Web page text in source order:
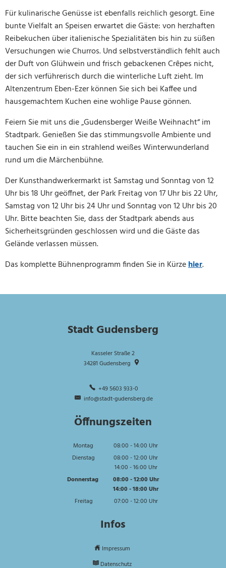
Für kulinarische Genüsse ist ebenfalls reichlich gesorgt. Eine
bunte Vielfalt an Speisen erwartet die Gäste: von herzhaften
Reibekuchen über italienische Spezialitäten bis hin zu süßen
Versuchungen wie Churros. Und selbstverständlich fehlt auch
der Duft von Glühwein und frisch gebackenen Crêpes nicht,
der sich verführerisch durch die winterliche Luft zieht. Im
Altenzentrum Eben-Ezer können Sie sich bei Kaffee und
hausgemachtem Kuchen eine wohlige Pause gönnen.
Feiern Sie mit uns die „Gudensberger Weiße Weihnacht“ im
Stadtpark. Genießen Sie das stimmungsvolle Ambiente und
tauchen Sie ein in ein strahlend weißes Winterwunderland
rund um die Märchenbühne.
Der Kunsthandwerkermarkt ist Samstag und Sonntag von 12
Uhr bis 18 Uhr geöffnet, der Park Freitag von 17 Uhr bis 22 Uhr,
Samstag von 12 Uhr bis 24 Uhr und Sonntag von 12 Uhr bis 20
Uhr. Bitte beachten Sie, dass der Stadtpark abends aus
Sicherheitsgründen geschlossen wird und die Gäste das
Gelände verlassen müssen.
Das komplette Bühnenprogramm finden Sie in Kürzehier.
Stadt Gudensberg
Kasseler Straße 2
34281 Gudensberg
+49 5603 933-0
info@stadt-gudensberg.de
Öffnungszeiten
Montag 08:00 -14:00 Uhr
Von 08:00 bis 14:00 Uhr
Dienstag 08:00 -12:00 Uhr
Von 08:00 bis 12:00 Uhr
14:00 -16:00 Uhr
Von 14:00 bis 16:00 Uhr
Donnerstag 08:00 -12:00 Uhr
Von 08:00 bis 12:00 Uhr
14:00 -18:00 Uhr
Von 14:00 bis 18:00 Uhr
Freitag 07:00 -12:00 Uhr
Infos
Impressum
Datenschutz